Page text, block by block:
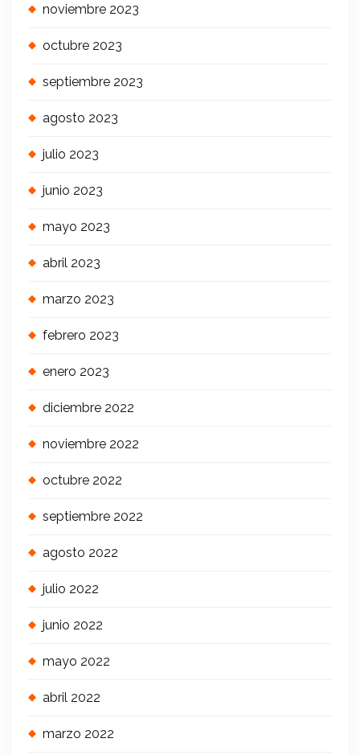
noviembre 2023
octubre 2023
septiembre 2023
agosto 2023
julio 2023
junio 2023
mayo 2023
abril 2023
marzo 2023
febrero 2023
enero 2023
diciembre 2022
noviembre 2022
octubre 2022
septiembre 2022
agosto 2022
julio 2022
junio 2022
mayo 2022
abril 2022
marzo 2022